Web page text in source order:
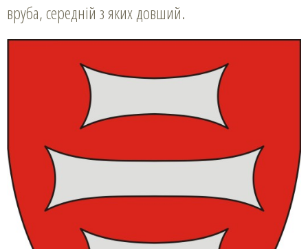
вруба, середній з яких довший.